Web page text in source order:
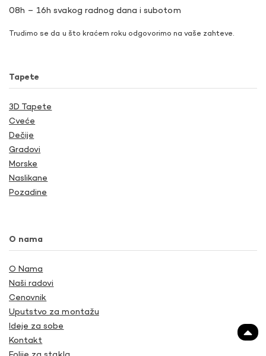
08h – 16h svakog radnog dana i subotom
Trudimo se da u što kraćem roku odgovorimo na vaše zahteve.
Tapete
3D Tapete
Cveće
Dečije
Gradovi
Morske
Naslikane
Pozadine
O nama
O Nama
Naši radovi
Cenovnik
Uputstvo za montažu
Ideje za sobe
Kontakt